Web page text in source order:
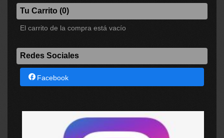
Tu Carrito (0)
El carrito de la compra está vacío
Redes Sociales
Facebook